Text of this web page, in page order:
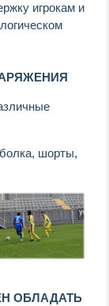
игрокам и
шорты,
ОБЛАДАТЬ